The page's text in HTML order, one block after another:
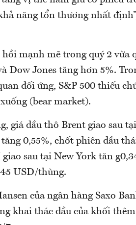
năng tổn thương nhất
mạnh mẽ trong quý 2 vừa
Dow Jones tăng hơn 5%.
đối ứng, S&P 500 thiếu
(bear market).
giá dầu thô Brent giao sau
0,55%, chốt phiên đầu
sau tại New York tăn
USD/thùng.
của ngân hàng Saxo
khai thác dầu của khối